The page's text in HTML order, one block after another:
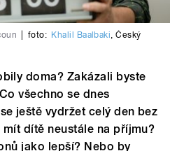
foto: Khalil Baalbaki,Český
doma? Zakázali byste
všechno se dnes
ještě vydržet celý den bez
dítě neustále na příjmu?
jako lepší? Nebo by